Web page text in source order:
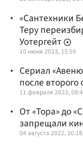
​​«Сантехники
Теру
Уотергейт
10 июня 2023, 15:59
Сериал
после второго
11 февраля 2023,
От «Тора» до
запрещали
04 августа 2022, 20:18